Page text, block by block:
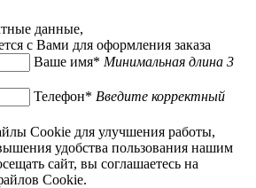
данные,
с Вами для оформления заказа
Ваше имя* Минимальная длина 3
Телефон* Введите корректный
Cookie для улучшения работы,
удобства пользования нашим
сайт, вы соглашаетесь на
Cookie.